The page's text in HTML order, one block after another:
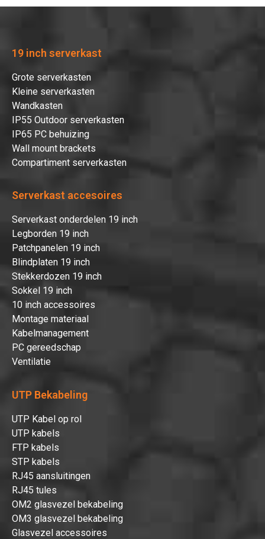
19 inch serverkast
Grote serverkasten
Kleine serverkasten
Wandkasten
IP55 Outdoor serverkasten
IP65 PC behuizing
Wall mount brackets
Compartiment serverkasten
Serverkast accesoires
Serverkast onderdelen 19 inch
Legborden 19 inch
Patchpanelen 19 inch
Blindplaten 19 inch
Stekkerdozen 19 inch
Sokkel 19 inch
10 inch accessoires
Montage materiaal
Kabelmanagement
PC gereedschap
Ventilatie
UTP Bekabeling
UTP Kabel op rol
UTP kabels
FTP kabels
STP kabels
RJ45 aansluitingen
RJ45 tules
OM2 glasvezel bekabeling
OM3 glasvezel bekabeling
Glasvezel accessoires